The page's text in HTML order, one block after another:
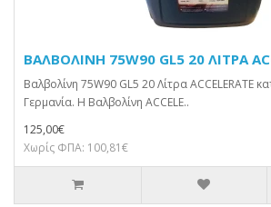
ΒΑΛΒΟΛΙΝΗ 75W90 GL5 20 ΛΙΤΡA
Βαλβολίνη 75W90 GL5 20 Λίτρα ACCELERATE
Γερμανία. Η Βαλβολίνη ACCELE..
125,00€
Χωρίς ΦΠΑ: 100,81€